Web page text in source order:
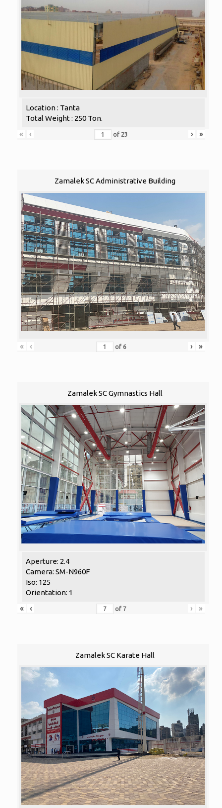
Location : Tanta
Total Weight : 250 Ton.
«
‹ of 23 › »
Zamalek SC Administrative Building
« ‹ of 6 › »
Zamalek SC Gymnastics Hall
Aperture: 2.4
Camera: SM-N960F
Iso: 125
Orientation: 1
«
‹ of 7 › »
Zamalek SC Karate Hall